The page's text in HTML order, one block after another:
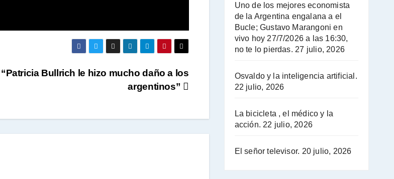
“Patricia Bullrich le hizo mucho daño a los
argentinos”
Uno de los mejores economista
de la Argentina engalana a el
Bucle; Gustavo Marangoni en
vivo hoy 27/7/2026 a las 16:30,
no te lo pierdas. 27 julio, 2026
Osvaldo y la inteligencia artificial.
22 julio, 2026
La bicicleta , el médico y la
acción. 22 julio, 2026
El señor televisor. 20 julio, 2026